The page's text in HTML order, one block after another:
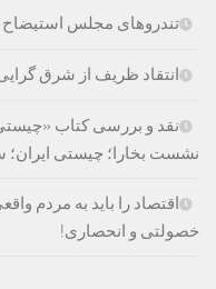
تندروهای مجلس استیضاح
انتقاد ظریف از شرق
نقد و بررسی کتاب
نشست بخارا؛ چیستی ایران؛
اقتصاد را باید به مردم
خصولتی و انحصاری!